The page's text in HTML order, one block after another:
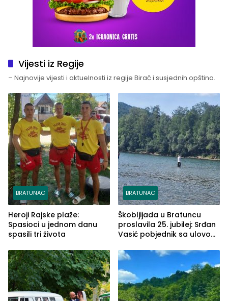
Vijesti iz Regije
– Najnovije vijesti i aktuelnosti iz regije Birač i susjednih opština.
BRATUNAC
Heroji Rajske plaže:
Spasioci u jednom danu
spasili tri života
BRATUNAC
Škobljijada u Bratuncu
proslavila 25. jubilej: Srđan
Vasić pobjednik sa ulovom